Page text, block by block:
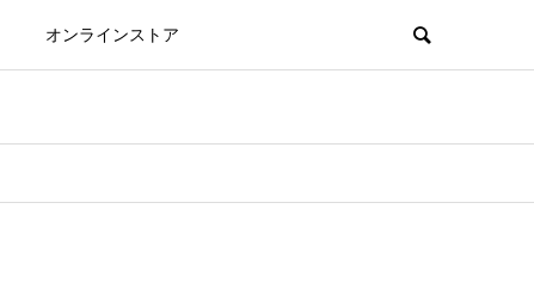
オンラインストア